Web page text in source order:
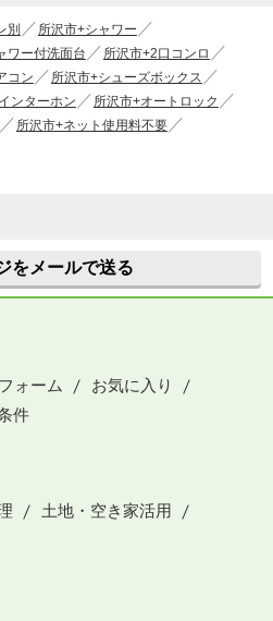
別
所沢市+シャワー
ワー付洗面台
所沢市+2口コンロ
コン
所沢市+シューズボックス
ンターホン
所沢市+オートロック
所沢市+ネット使用料不要
をメールで送る
ォーム
お気に入り
件
土地・空き家活用